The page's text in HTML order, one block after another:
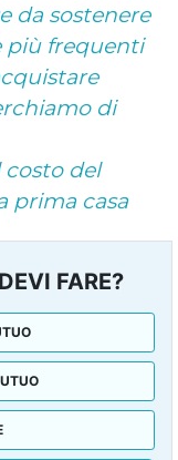
da sostenere
più frequenti
di
costo del
prima casa
FARE?